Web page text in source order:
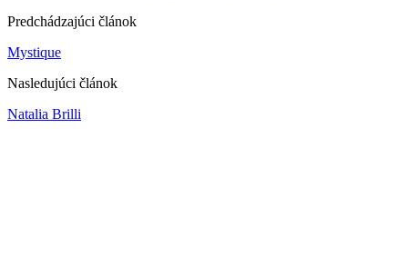
Predchádzajúci článok
Mystique
Nasledujúci článok
Natalia Brilli